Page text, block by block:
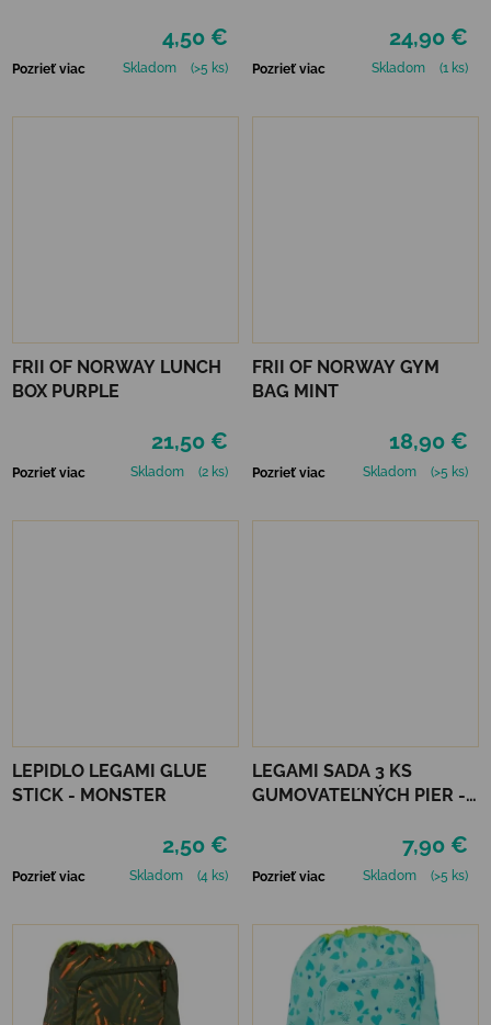
4,50 €
Pozrieť viac Skladom (>5 ks)
24,90 €
Pozrieť viac Skladom (1 ks)
FRII OF NORWAY LUNCH
BOX PURPLE
21,50 €
Pozrieť viac Skladom (2 ks)
FRII OF NORWAY GYM
BAG MINT
18,90 €
Pozrieť viac Skladom (>5 ks)
LEPIDLO LEGAMI GLUE
STICK - MONSTER
2,50 €
Pozrieť viac Skladom (4 ks)
LEGAMI SADA 3 KS
GUMOVATEĽNÝCH PIER -
7,90 €
Pozrieť viac Skladom (>5 ks)